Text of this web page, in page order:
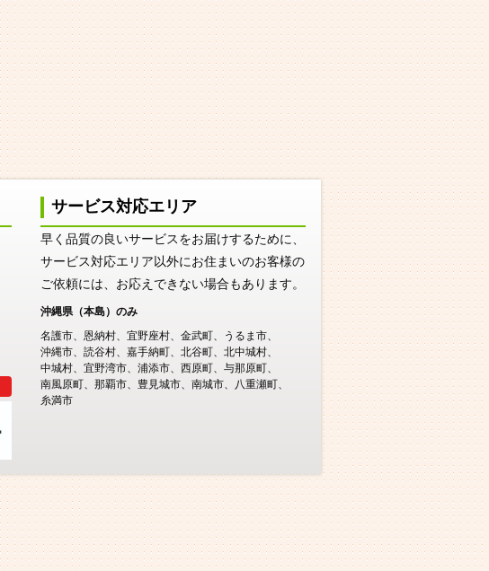
サービス対応エリア
早く品質の良いサービスをお届けするために、
サービス対応エリア以外にお住まいのお客様の
ご依頼には、お応えできない場合もあります。
沖縄県（本島）のみ
名護市
恩納村 宜野座村 金武町
うるま市
沖縄市
読谷村 嘉手納町 北谷町
北中城村
中城村
宜野湾市 浦添市 西原町
与那原町
南風原町
那覇市 豊見城市 南城市
八重瀬町
糸満市